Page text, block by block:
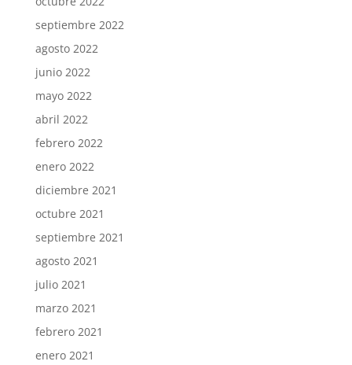
septiembre 2022
agosto 2022
junio 2022
mayo 2022
abril 2022
febrero 2022
enero 2022
diciembre 2021
octubre 2021
septiembre 2021
agosto 2021
julio 2021
marzo 2021
febrero 2021
enero 2021